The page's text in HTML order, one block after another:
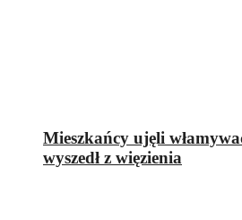
Mieszkańcy ujęli
wyszedł z więzienia